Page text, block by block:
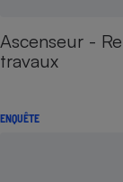
Ascenseur -
travaux
ENQUÊTE